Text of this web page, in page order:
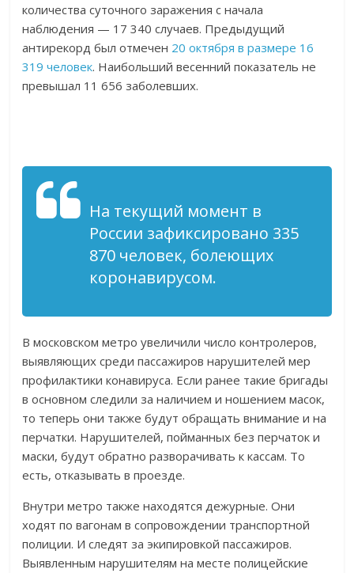
количества суточного заражения с начала
наблюдения — 17 340 случаев. Предыдущий
антирекорд был отмечен 20 октября в размере 16
319 человек. Наибольший весенний показатель не
превышал 11 656 заболевших.
На текущий момент в
России зафиксировано 335
870 человек, болеющих
коронавирусом.
В московском метро увеличили число контролеров,
выявляющих среди пассажиров нарушителей мер
профилактики конавируса. Если ранее такие бригады
в основном следили за наличием и ношением масок,
то теперь они также будут обращать внимание и на
перчатки. Нарушителей, пойманных без перчаток и
маски, будут обратно разворачивать к кассам. То
есть, отказывать в проезде.
Внутри метро также находятся дежурные. Они
ходят по вагонам в сопровождении транспортной
полиции. И следят за экипировкой пассажиров.
Выявленным нарушителям на месте полицейские